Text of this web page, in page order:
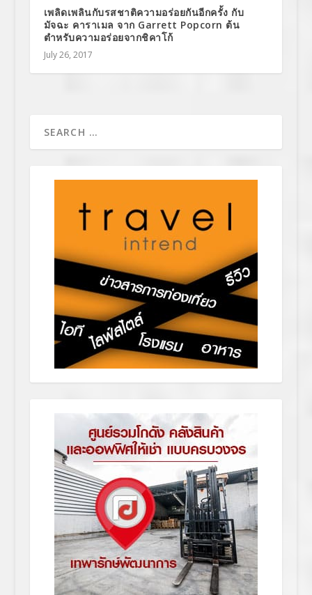
เพลิดเพลินกับรสชาติความอร่อยกันอีกครั้ง กับ
มัจฉะ คาราเมล จาก Garrett Popcorn ต้น
ตำหรับความอร่อยจากชิคาโก้
July 26, 2017